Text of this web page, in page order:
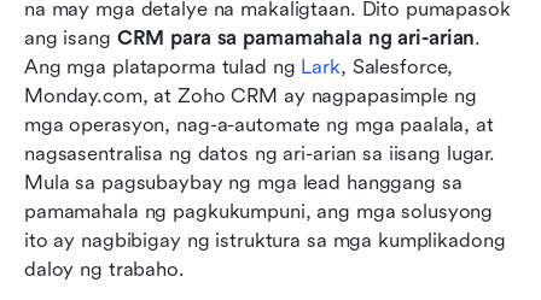
na may mga detalye na makaligtaan. Dito pumapasok
ang isang CRM para sa pamamahala ng ari-arian.
Ang mga plataporma tulad ng Lark, Salesforce,
Monday.com, at Zoho CRM ay nagpapasimple ng
mga operasyon, nag-a-automate ng mga paalala, at
nagsasentralisa ng datos ng ari-arian sa iisang lugar.
Mula sa pagsubaybay ng mga lead hanggang sa
pamamahala ng pagkukumpuni, ang mga solusyong
ito ay nagbibigay ng istruktura sa mga kumplikadong
daloy ng trabaho.
Mga dagdag na tip: Paano mag-set up ng CRM
para sa iyong negosyo sa ari-arian
Mga Madalas Itanong
Kaugnay na pagbabasa